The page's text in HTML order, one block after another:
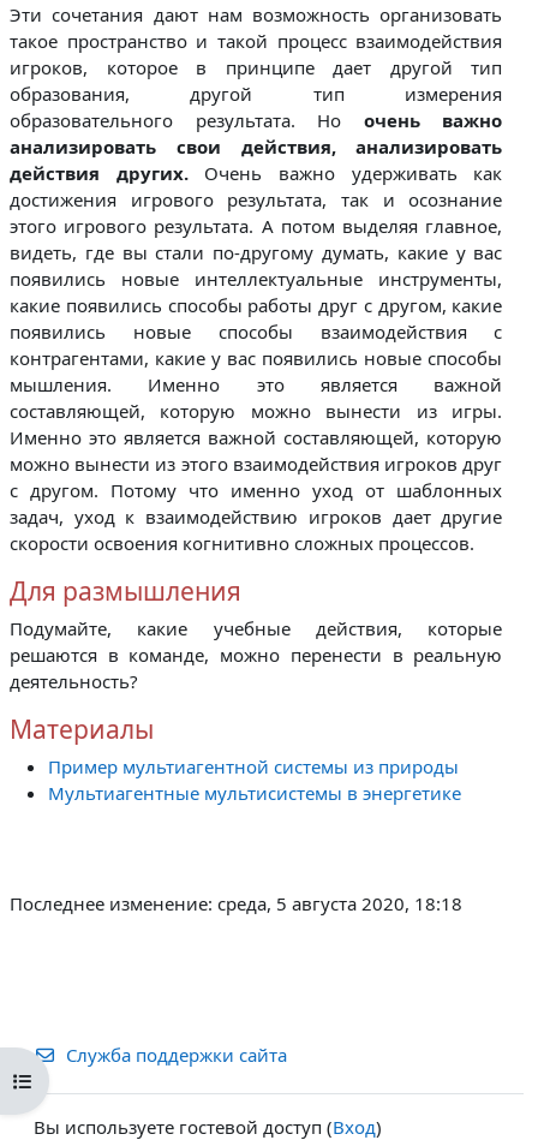
Открыть оглавление курса
Эти сочетания дают нам возможность организовать
такое пространство и такой процесс взаимодействия
игроков, которое в принципе дает другой тип
образования, другой тип измерения
образовательного результата. Но очень важно
анализировать свои действия, анализировать
действия других.Очень важно удерживать как
достижения игрового результата, так и осознание
этого игрового результата. А потом выделяя главное,
видеть, где вы стали по-другому думать, какие у вас
появились новые интеллектуальные инструменты,
какие появились способы работы друг с другом, какие
появились новые способы взаимодействия с
контрагентами, какие у вас появились новые способы
мышления. Именно это является важной
составляющей, которую можно вынести из игры.
Именно это является важной составляющей, которую
можно вынести из этого взаимодействия игроков друг
с другом. Потому что именно уход от шаблонных
задач, уход к взаимодействию игроков дает другие
скорости освоения когнитивно сложных процессов.
Для размышления
Подумайте, какие учебные действия, которые
решаются в команде, можно перенести в реальную
деятельность?
Материалы
Пример мультиагентной системы из природы
Мультиагентные мультисистемы в энергетике
Последнее изменение: среда, 5 августа 2020, 18:18
Служба поддержки сайта
Вы используете гостевой доступ (Вход)